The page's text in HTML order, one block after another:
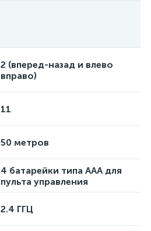
2 (вперед-назад и влево
вправо)
11
50 метров
4 батарейки типа ААА для
пульта управления
2.4 ГГЦ